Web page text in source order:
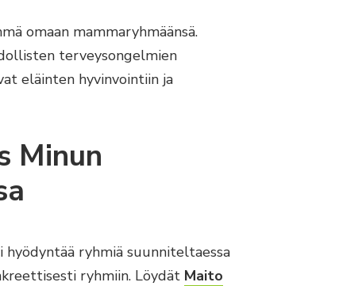
omaan mammaryhmäänsä.
terveysongelmien
eläinten hyvinvointiin ja
Minun
ryhmiä suunniteltaessa
ryhmiin. Löydät Maito